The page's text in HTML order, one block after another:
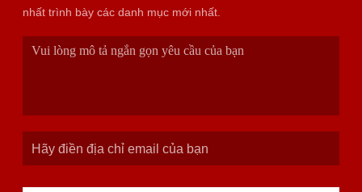
nhất trình bày các danh mục mới nhất.